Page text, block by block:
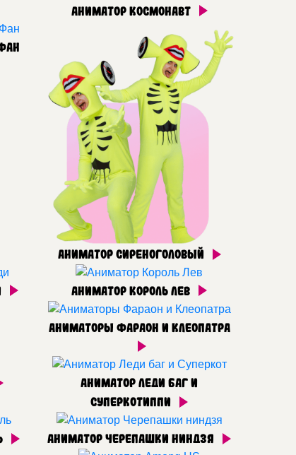
Аниматор космонавт
Аниматор Сиреноголовый
Аниматор Король Лев
Аниматоры Фараон и Клеопатра
Аниматор Леди баг и
Суперкотиппи
Аниматор Черепашки ниндзя